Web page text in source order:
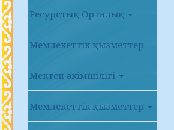
Ресурстық Орталық
Мемлекеттік қызметтер
Мектеп әкімшілігі
Мемлекеттік қызметтер